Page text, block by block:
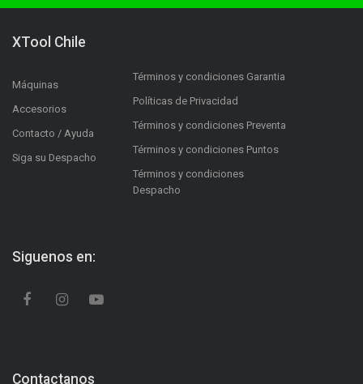
XTool Chile
Máquinas
Accesorios
Contacto / Ayuda
Siga su Despacho
Términos y condiciones Garantia
Políticas de Privacidad
Términos y condiciones Preventa
Términos y condiciones Puntos
Términos y condiciones
Despacho
Siguenos en:
Contactanos